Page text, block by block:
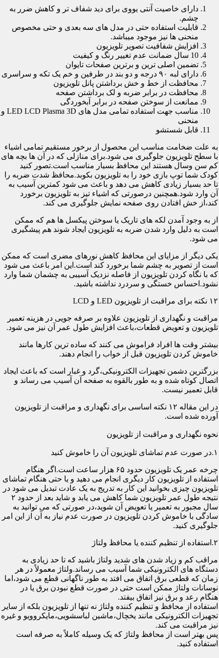
دارای خاصیت آنتی یووی برای دید شفاف تر و کاهش ضرر به
چشم.
قابلیت استفاده حتی در مدل های سه بعدی و حتی مخصوص
منحنی ها نیز موجود میباشد.
افزایش شفافیت تصویر تلویزیون
10 سال ضمانت عدم تغییر رنگ و کیفیت
تضمین اصلی ترین و برترین صفحات تایوان
دارای لبه ۹۰ درجه و دو بند در طرفین و خم یک تکه و سراسری
محافظت از خط و خش برداشتن پانل تلویزیون
محافظت در برابر ضربه و لک برداشتن صفحه
ممانعت از سوختن صفحه در برابر آبخوردگی
مناسب جهت استفاده تمامی مدل های LED LCD Plasma 3D و
منحنی
قابل شستشو
به علت ضخامت مناسب این محصول از برخور مستقیم تمامی اشیاء
با سطح تلویزیون جلوگیری می شود.برای منازلی که در آن ها بچه های
کم سن وسال هستند این محافظ بسیار مناسب است.تصور کنید
کودک شما توپ بازی خود را به تلویزیون بکوبد.محافظ شدت ضربه را
تا حد بسیار زیادی کاهش می دهد و باعث می شود کمترین آسیب به
آن وارد شود.همچنین درصورتی که اشیاء تیز به تلویزیون برخورد
کند،از خش افتادن روی صفحه نمایش جلوگیری می کند.
از به وجود آمدن لکه های تاریک یا سوختن پیکسل ها هم که ممکن
است به دلیل وارد شدن ضربه به تلویزیون ایجاد شوند هم پیشگیری
می شود.
یکی دیگر از مزایای این محافظ کاهش نورهای مضری است که ممکن
است از تصویر به چشم شما برخورد کند است.این امر باعث می شود
که با نگاه کردن تلویزیون از فاصله نزدیک آسیبی به چشمان شما وارد
نشود.احساس خستگی و سردرد نداشته باشید.
۱۲ نکته برای مراقبت از تلویزیون LED و LCD
مراقبت و نگهداری از تلویزیون علاوه بر صرفه جویی در هزینه تعمیر
تلویزیون و تعویض قطعات،باعث افزایش طول عمر آن نیز می شود.
بیشتر وقت ها افراد فراموش می کنند که ساده ترین کارها مانند
خاموش کردن تلویزیون قبل از خواب را انجام دهند.
بزرگترین دشمن تجهیزات الکترونیکی،گرد و غبار است که باعث ایجاد
اتصال کوتاه شده و به طور بالقوه به صفحه آن آسیب می رساند و
قابل تعمیر نیست.
در این مقاله ۱۲ نکته اساسی برای نگهداری و مراقبت از تلویزیون
آورده شده است.
نحوه نگهداری و مراقبت از تلویزیون
۱.در صورت عدم تماشای تلویزیون آن را خاموش کنید
چرخه عمر یک تلویزیون حدود ۶۵ هزار ساعت است.اگر هنگام
استفاده از تلویزیون کار دیگری انجام می دهید و یا حتی هنگام تماشای
تلویزیون چیزی بخوانید این کار به تدریج به یک عادت تبدیل می شود در
نتیجه طول عمر تلویزیون شما کاهش می یابد و شاید بعد از حدود ۲
سال مجبور به تعمیر یا تعویض آن شوید،در صورتی که می توانید به
سادگی با خاموش کردن تلویزیون در صورت عدم نیاز به آن از این امر
جلوگیری کنید.
۲.استفاده از تنظیم کننده یا محافظ ولتاژ
مراقب کم و زیاد شدن های شدید ولتاژ باشید که تا حد زیادی به
دستگاه های الکترونیکی شما آسیب می رساند.ولتاژ معمولاً در هر
زمان که قطعی برق اتفاق می افتد به طور ناگهانی قطع می شود،اما
نوسانات ولتاژ ممکن است حتی در صورت قطع نبودن برق یا در
هنگام رعد و برق نیز اتفاق بیفتد.
استفاده از محافظ و تنظیم کننده ولتاژ نه تنها از تلویزیون بلکه از سایر
تجهیزات الکترونیکی مانند یخچال،ماشین لباسشویی،مایکروویو و غیره
نیز مراقبت می کند.
پس بهتر است از محافظ ولتاژ که یک وسیله کاملاً به صرفه است
استفاده کنید.